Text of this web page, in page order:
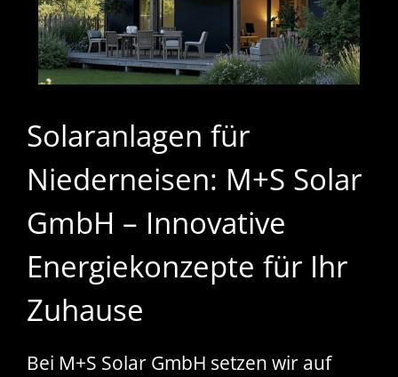
Solaranlagen für
Niederneisen: M+S Solar
GmbH – Innovative
Energiekonzepte für Ihr
Zuhause
Bei M+S Solar GmbH setzen wir auf